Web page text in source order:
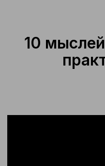
10